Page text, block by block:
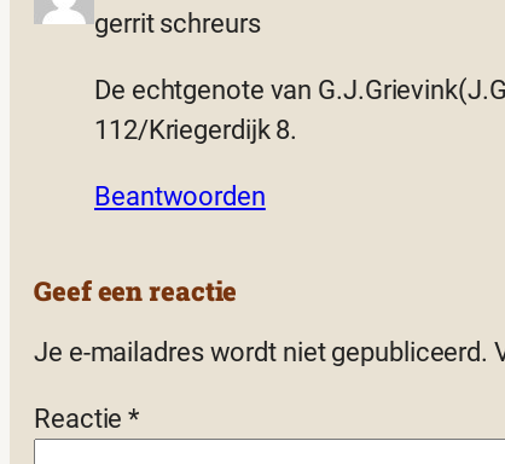
gerrit schreurs
De echtgenote van
112/Kriegerdijk 8.
Beantwoorden
Geef een reactie
Je e-mailadres wordt niet gepubliceerd.
Reactie*